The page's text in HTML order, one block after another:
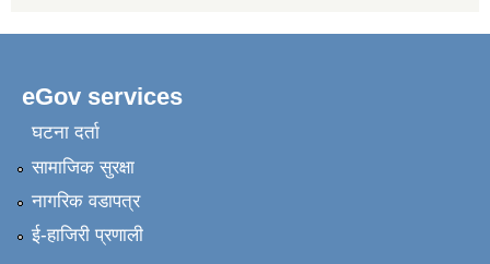
eGov services
घटना दर्ता
सामाजिक सुरक्षा
नागरिक वडापत्र
ई-हाजिरी प्रणाली